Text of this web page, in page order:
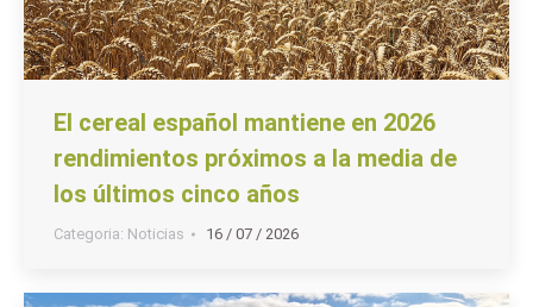
El cereal español mantiene en 2026
rendimientos próximos a la media de
los últimos cinco años
Categoria: Noticias 16 / 07 / 2026